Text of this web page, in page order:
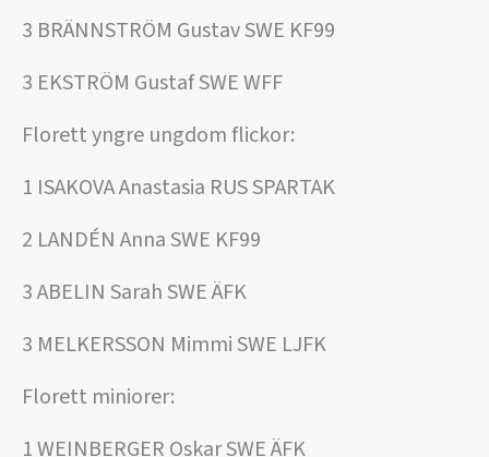
3 BRÄNNSTRÖM Gustav SWE KF99
3 EKSTRÖM Gustaf SWE WFF
Florett yngre ungdom flickor:
1 ISAKOVA Anastasia RUS SPARTAK
2 LANDÉN Anna SWE KF99
3 ABELIN Sarah SWE ÄFK
3 MELKERSSON Mimmi SWE LJFK
Florett miniorer:
1 WEINBERGER Oskar SWE ÄFK